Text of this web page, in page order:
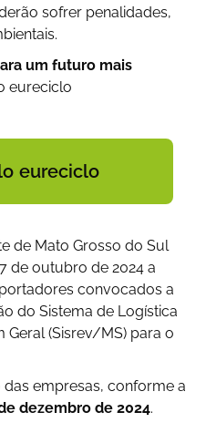
sofrer penalidades,
um futuro mais
eureciclo
eureciclo
de Mato Grosso do Sul
de outubro de 2024 a
convocados a
do Sistema de Logística
Geral (Sisrev/MS) para o
empresas, conforme a
dezembro de 2024.